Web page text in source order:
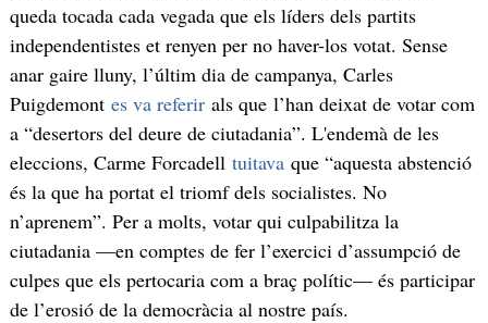
queda tocada cada vegada que els líders dels partits
independentistes et renyen per no haver-los votat. Sense
anar gaire lluny, l’últim dia de campanya, Carles
Puigdemont es va referirals que l’han deixat de votar com
a “desertors del deure de ciutadania”. L'endemà de les
eleccions, Carme Forcadell tuitavaque “aquesta abstenció
és la que ha portat el triomf dels socialistes. No
n’aprenem”. Per a molts, votar qui culpabilitza la
ciutadania —en comptes de fer l’exercici d’assumpció de
culpes que els pertocaria com a braç polític— és participar
de l’erosió de la democràcia al nostre país.